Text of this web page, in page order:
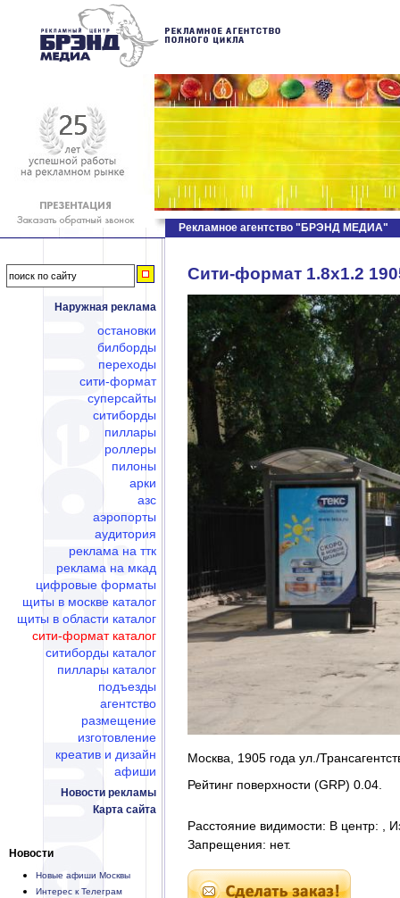
Наружная реклама
остановки
билборды
переходы
сити-формат
суперсайты
ситиборды
пиллары
роллеры
пилоны
арки
азс
аэропорты
аудитория
реклама на ттк
реклама на мкад
цифровые форматы
щиты в москве каталог
щиты в области каталог
сити-формат каталог
ситиборды каталог
пиллары каталог
подъезды
агентство
размещение
изготовление
креатив и дизайн
афиши
Новости рекламы
Карта сайта
Новости
Новые афиши Москвы
Интерес к Телеграм
Рекламное агентство "БРЭНД МЕДИА"
Сити-формат 1.8х1.2
Москва, 1905 года ул./
Рейтинг поверхности (GRP) 0.04.
Расстояние видимости: В центр: ,
Запрещения: нет.